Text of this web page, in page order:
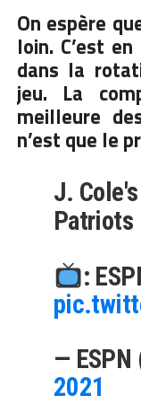
On espère
loin. C’est
dans la
jeu. La
meilleure
n’est que le
J.
Patriots
:
— ESPN
2021